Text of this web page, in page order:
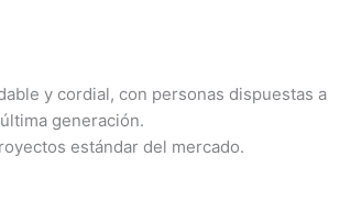
y cordial, con personas dispuestas a
generación.
estándar del mercado.